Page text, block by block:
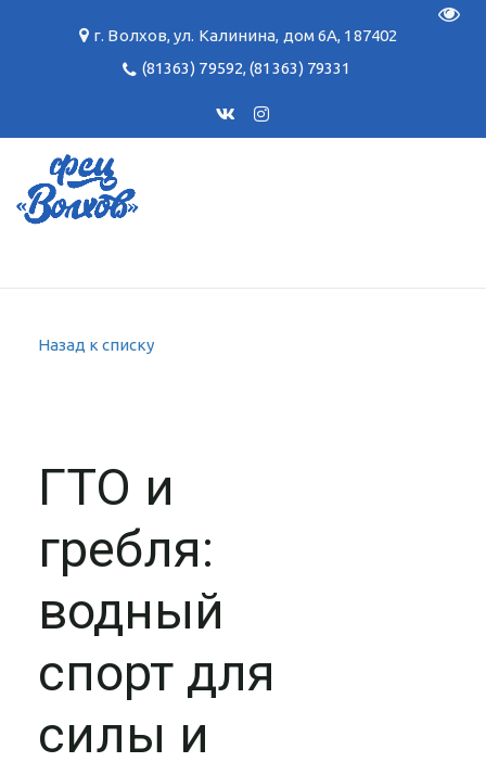
г. Волхов,ул. Калинина, дом 6А, 187402
(81363) 79592,(81363) 79331
Назад к списку
ГТО и
гребля:
водный
спорт для
силы и